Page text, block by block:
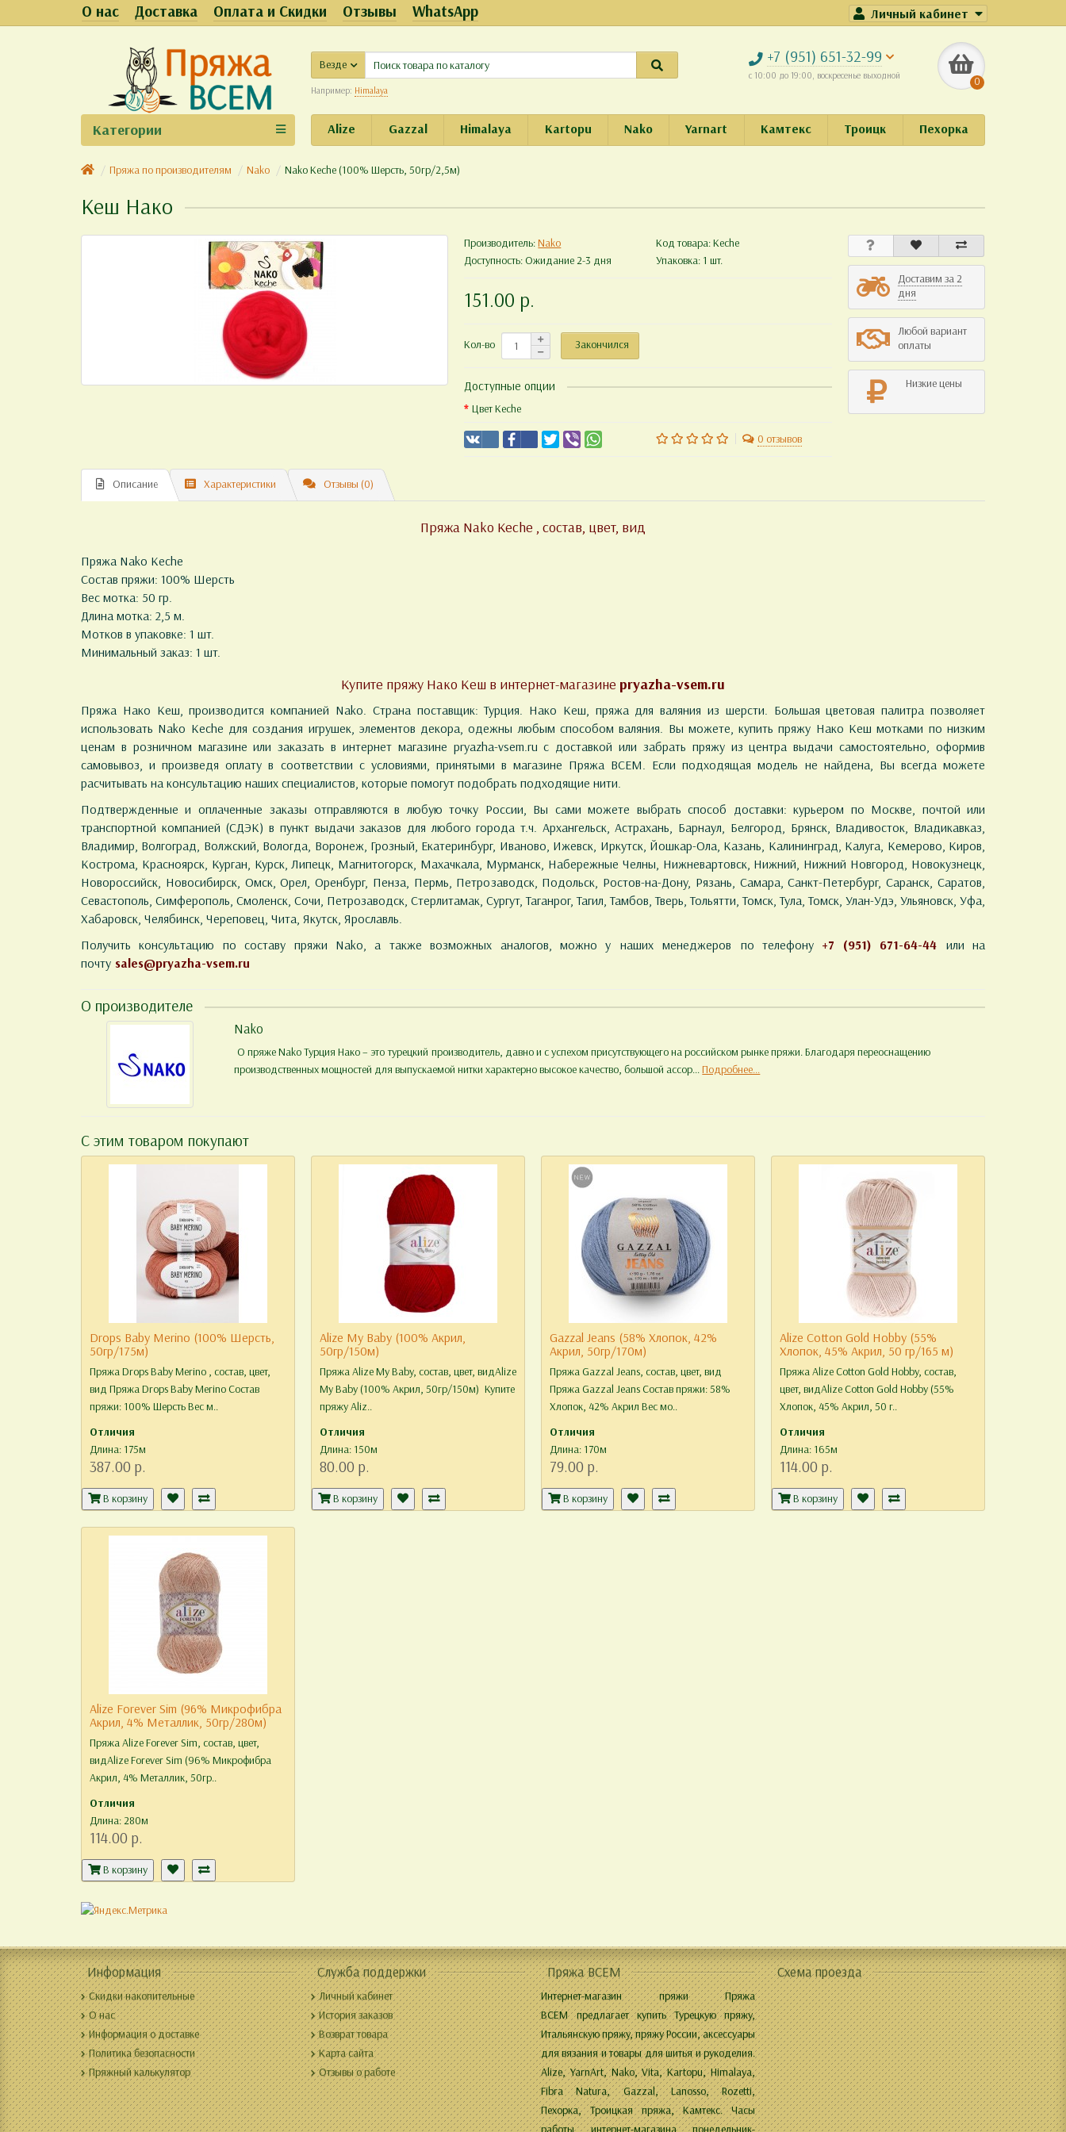
Личный кабинет
О нас Доставка Оплата и Скидки Отзывы WhatsApp
+7 (951) 651-32-99
с 10:00 до 19:00, воскресенье выходной 0
Везде
Например: Himalaya
Alize Gazzal Himalaya Kartopu Nako Yarnart Камтекс Троицк Пехорка
Категории
Пряжа по производителям Nako Nako Keche (100% Шерсть, 50гр/2,5м)
Кеш Нако
Производитель:Nako Код товара:Keche
Доступность: Ожидание 2-3 дня
Упаковка: 1 шт.
151.00 р.
Кол-во Закончился
Доступные опции
Цвет Keche
0 отзывов
Доставим за 2
дня
Любой вариант
оплаты
Низкие цены
Описание Характеристики Отзывы (0)
Пряжа Nako Keche , состав, цвет, вид
Пряжа Nako Keche
Состав пряжи: 100% Шерсть
Вес мотка: 50 гр.
Длина мотка: 2,5 м.
Мотков в упаковке: 1 шт.
Минимальный заказ: 1 шт.
Купите пряжу Нако Кеш в интернет-магазине pryazha-vsem.ru
Пряжа Нако Кеш, производится компанией Nako. Страна поставщик: Турция. Нако Кеш, пряжа для валяния из шерсти. Большая цветовая палитра позволяет
использовать Nako Keche для создания игрушек, элементов декора, одежны любым способом валяния. Вы можете, купить пряжу Нако Кеш мотками по низким
ценам в розничном магазине или заказать в интернет магазине pryazha-vsem.ru с доставкой или забрать пряжу из центра выдачи самостоятельно, оформив
самовывоз, и произведя оплату в соответствии с условиями, принятыми в магазине Пряжа ВСЕМ. Если подходящая модель не найдена, Вы всегда можете
расчитывать на консультацию наших специалистов, которые помогут подобрать подходящие нити.
Подтвержденные и оплаченные заказы отправляются в любую точку России, Вы сами можете выбрать способ доставки: курьером по Москве, почтой или
транспортной компанией (СДЭК) в пункт выдачи заказов для любого города т.ч. Архангельск, Астрахань, Барнаул, Белгород, Брянск, Владивосток, Владикавказ,
Владимир, Волгоград, Волжский, Вологда, Воронеж, Грозный, Екатеринбург, Иваново, Ижевск, Иркутск, Йошкар-Ола, Казань, Калининград, Калуга, Кемерово, Киров,
Кострома, Красноярск, Курган, Курск, Липецк, Магнитогорск, Махачкала, Мурманск, Набережные Челны, Нижневартовск, Нижний, Нижний Новгород, Новокузнецк,
Новороссийск, Новосибирск, Омск, Орел, Оренбург, Пенза, Пермь, Петрозаводск, Подольск, Ростов-на-Дону, Рязань, Самара, Санкт-Петербург, Саранск, Саратов,
Севастополь, Симферополь, Смоленск, Сочи, Петрозаводск, Стерлитамак, Сургут, Таганрог, Тагил, Тамбов, Тверь, Тольятти, Томск, Тула, Томск, Улан-Удэ, Ульяновск, Уфа,
Хабаровск, Челябинск, Череповец, Чита, Якутск, Ярославль.
Получить консультацию по составу пряжи Nako, а также возможных аналогов, можно у наших менеджеров по телефону +7 (951) 671-64-44
или на
почту sales@pryazha-vsem.ru
О производителе
Nako
О пряже Nako Турция Нако – это турецкий производитель, давно и с успехом присутствующего на российском рынке пряжи. Благодаря переоснащению
производственных мощностей для выпускаемой нитки характерно высокое качество, большой ассор...Подробнее...
С этим товаром покупают
Drops Baby Merino (100% Шерсть,
50гр/175м)
Пряжа Drops Baby Merino , состав, цвет,
вид Пряжа Drops Baby Merino Состав
пряжи: 100% Шерсть Вес м..
Отличия
Длина: 175м
387.00 р.
В корзину
Alize My Baby (100% Акрил,
50гр/150м)
Пряжа Alize My Baby, состав, цвет, видAlize
My Baby (100% Акрил, 50гр/150м) Купите
пряжу Aliz..
Отличия
Длина: 150м
80.00 р.
В корзину
Gazzal Jeans (58% Хлопок, 42%
Акрил, 50гр/170м)
Пряжа Gazzal Jeans, состав, цвет, вид
Пряжа Gazzal Jeans Состав пряжи: 58%
Хлопок, 42% Акрил Вес мо..
Отличия
Длина: 170м
79.00 р.
В корзину
Alize Cotton Gold Hobby (55%
Xлопок, 45% Aкрил, 50 гр/165 м)
Пряжа Alize Cotton Gold Hobby, состав,
цвет, видAlize Cotton Gold Hobby (55%
Xлопок, 45% Aкрил, 50 г..
Отличия
Длина: 165м
114.00 р.
В корзину
Alize Forever Sim (96% Mикрофибра
Aкрил, 4% Mеталлик, 50гр/280м)
Пряжа Alize Forever Sim, состав, цвет,
видAlize Forever Sim (96% Mикрофибра
Aкрил, 4% Mеталлик, 50гр..
Отличия
Длина: 280м
114.00 р.
В корзину
Информация
Скидки накопительные
О нас
Информация о доставке
Политика безопасности
Пряжный калькулятор
Служба поддержки
Личный кабинет
История заказов
Возврат товара
Карта сайта
Отзывы о работе
Пряжа ВСЕМ
Интернет-магазин пряжи Пряжа
ВСЕМ предлагает купить Турецкую пряжу,
Итальянскую пряжу, пряжу России, аксессуары
для вязания и товары для шитья и рукоделия.
Alize, YarnArt, Nako, Vita, Kartopu, Himalaya,
Fibra Natura, Gazzal, Lanosso, Rozetti,
Пехорка, Троицкая пряжа, Камтекс. Часы
работы интернет-магазина понедельник-
Схема проезда